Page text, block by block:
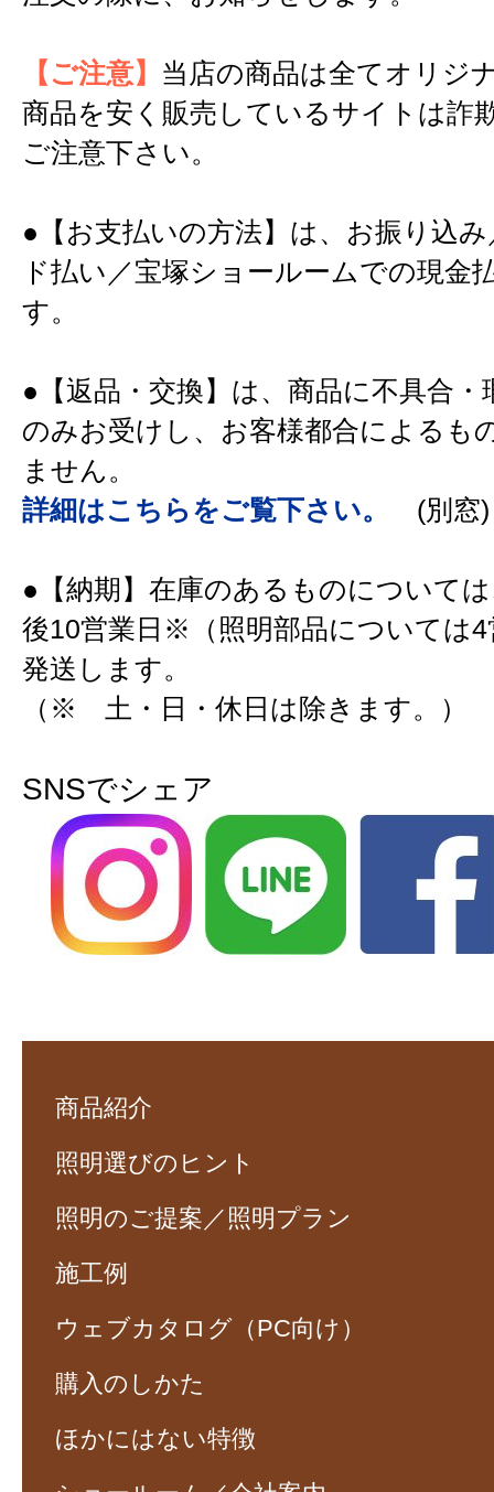
【ご注意】 当店の商品は全てオリジ
商品を安く販売しているサイトは詐
ご注意下さい。
●【お支払いの方法】は、お振り込
ド払い／宝塚ショールームでの現金
す。
●【返品・交換】は、商品に不具合・
のみお受けし、お客様都合によるも
ません。
詳細はこちらをご覧下さい。
(別窓)
●【納期】在庫のあるものについて
後10営業日※（照明部品については4
発送します。
（※ 土・日・休日は除きます。）
SNSでシェア
商品紹介
照明選びのヒント
照明のご提案／照明プラン
施工例
ウェブカタログ（PC向け）
購入のしかた
ほかにはない特徴